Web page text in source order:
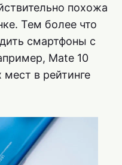
похожа
Тем более что
смартфоны с
Mate 10
в рейтинге